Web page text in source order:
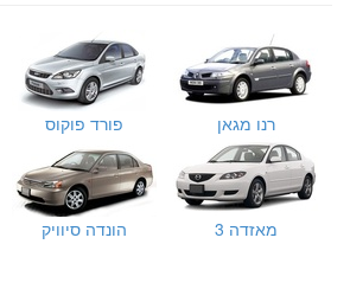
רנו מגאן פורד פוקוס
מאזדה 3 הונדה סיוויק